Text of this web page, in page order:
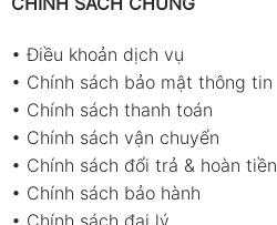
•Điều khoản dịch vụ
• Chính sách bảo mật thông tin
• Chính sách thanh toán
• Chính sách vận chuyển
• Chính sách đổi trả & hoàn tiền
• Chính sách bảo hành